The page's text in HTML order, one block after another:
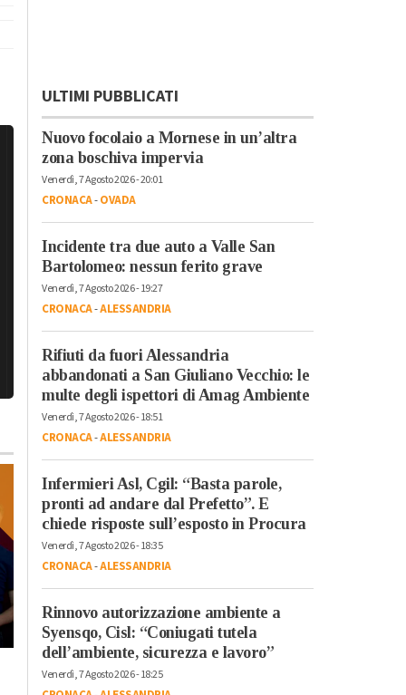
Lunedì, 23 Ottobre 2023 - 07:37
Tempo Libero
Venerdì, 20 Ottobre 2023 - 17:58
ULTIMI PUBBLICATI
Nuovo focolaio a Mornese in un’altra
zona boschiva impervia
Venerdì, 7 Agosto 2026 - 20:01
CRONACA-OVADA
Incidente tra due auto a Valle San
Bartolomeo: nessun ferito grave
Venerdì, 7 Agosto 2026 - 19:27
CRONACA-ALESSANDRIA
Rifiuti da fuori Alessandria
abbandonati a San Giuliano Vecchio: le
multe degli ispettori di Amag Ambiente
Venerdì, 7 Agosto 2026 - 18:51
CRONACA-ALESSANDRIA
Infermieri Asl, Cgil: “Basta parole,
pronti ad andare dal Prefetto”. E
chiede risposte sull’esposto in Procura
Venerdì, 7 Agosto 2026 - 18:35
CRONACA-ALESSANDRIA
Rinnovo autorizzazione ambiente a
Syensqo, Cisl: “Coniugati tutela
dell’ambiente, sicurezza e lavoro”
Venerdì, 7 Agosto 2026 - 18:25